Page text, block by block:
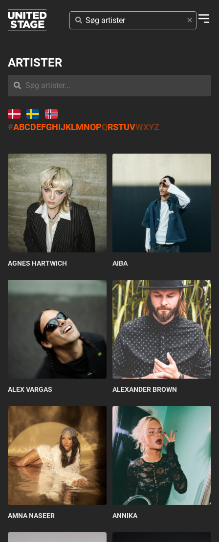
SØG
ARTISTER
ARTISTER
#ABCDEFGHIJKLMNOPQRSTUVWXYZ
AGNES HARTWICH AIBA
ALEX VARGAS ALEXANDER BROWN
AMNA NASEER ANNIKA